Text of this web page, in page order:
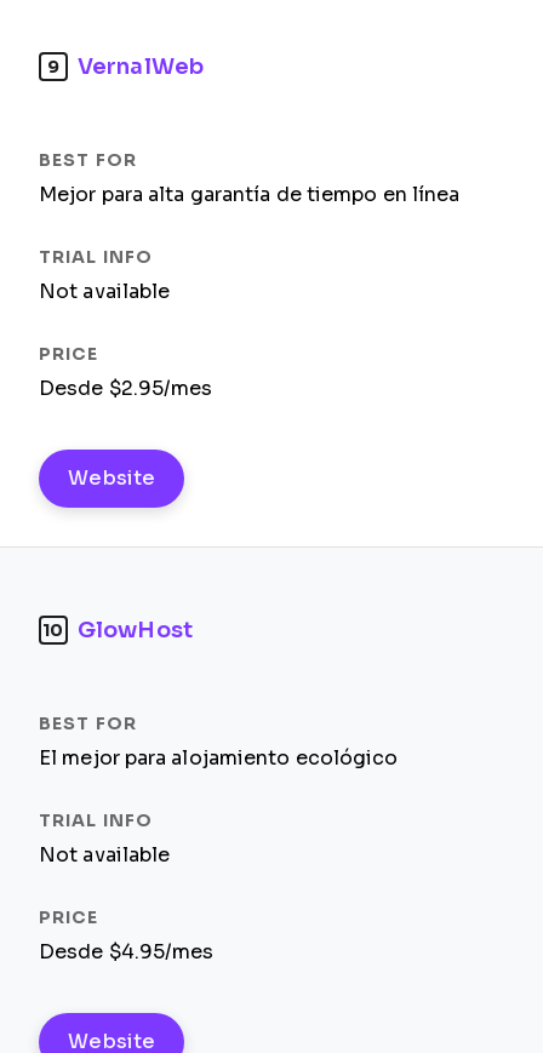
9 VernalWeb
Mejor para alta garantía de tiempo en línea
Not available
Desde $2.95/mes
Website
10 GlowHost
El mejor para alojamiento ecológico
Not available
Desde $4.95/mes
Website